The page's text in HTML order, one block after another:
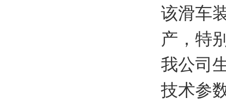
该滑车
产，特
我公司
技术参